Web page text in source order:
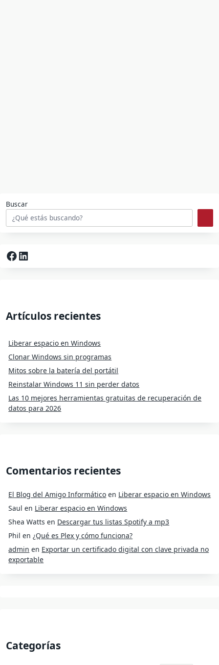
Buscar
Facebook
LinkedIn
Artículos recientes
Liberar espacio en Windows
Clonar Windows sin programas
Mitos sobre la batería del portátil
Reinstalar Windows 11 sin perder datos
Las 10 mejores herramientas gratuitas de recuperación de
datos para 2026
Comentarios recientes
El Blog del Amigo Informático en Liberar espacio en Windows
Saul en Liberar espacio en Windows
Shea Watts en Descargar tus listas Spotify a mp3
Phil en¿Qué es Plex y cómo funciona?
admin en Exportar un certificado digital con clave privada no
exportable
Categorías